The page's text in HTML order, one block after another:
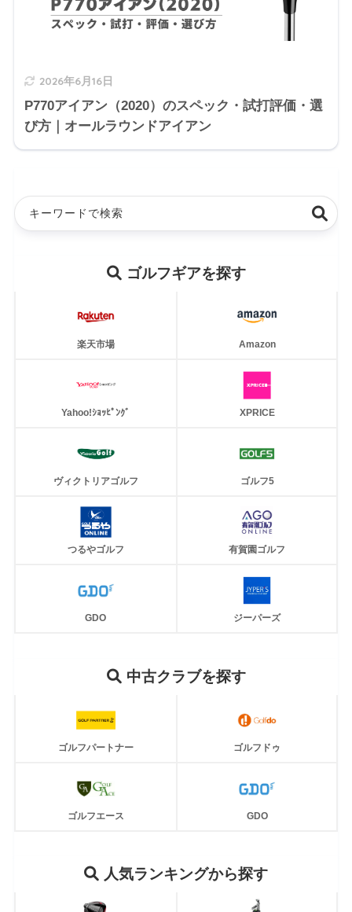
2026年6月16日
P770アイアン（2020）のスペック・試打評価・選
び方｜オールラウンドアイアン
ゴルフギアを探す
楽天市場 Amazon
Yahoo!ｼｮｯﾋﾟﾝｸﾞ XPRICE
ヴィクトリアゴルフ ゴルフ5
つるやゴルフ 有賀園ゴルフ
GDO ジーパーズ
中古クラブを探す
ゴルフパートナー ゴルフドゥ
ゴルフエース GDO
人気ランキングから探す